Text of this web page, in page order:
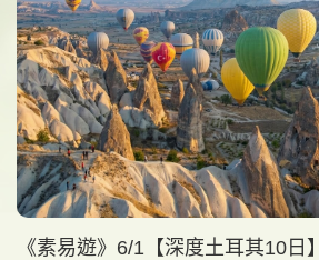
《素易遊》6/1【深度土耳其10日